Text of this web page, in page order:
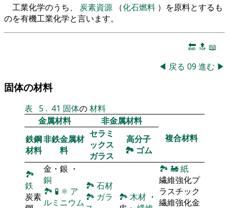
工業化学のうち、 炭素資源 （化石燃料 ）を原料とするも
のを有機工業化学と言います。
🔚 🔝 📖
◀ 戻る 09進む ▶
固体の材料
表 5 . 41 固体の材料
金属材料
非金属材料
複合材料
鉄鋼
材料
非鉄金属材
料
セラミ
ックス
ガラス
高分子
🏞 ゴム
🏞
鉄
炭素
金・銀 ・
銅
🏞 🧪 ⚛ ア
ルミニウム
🏞 石材
🏞 ガラ
🏞 木材 ・
🏞 🚂紙
繊維強化プ
ラスチック
繊維強化金